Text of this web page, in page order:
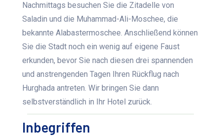
Nachmittags besuchen Sie die Zitadelle von
Saladin und die Muhammad-Ali-Moschee, die
bekannte Alabastermoschee. Anschließend können
Sie die Stadt noch ein wenig auf eigene Faust
erkunden, bevor Sie nach diesen drei spannenden
und anstrengenden Tagen Ihren Rückflug nach
Hurghada antreten. Wir bringen Sie dann
selbstverständlich in Ihr Hotel zurück.
Inbegriffen